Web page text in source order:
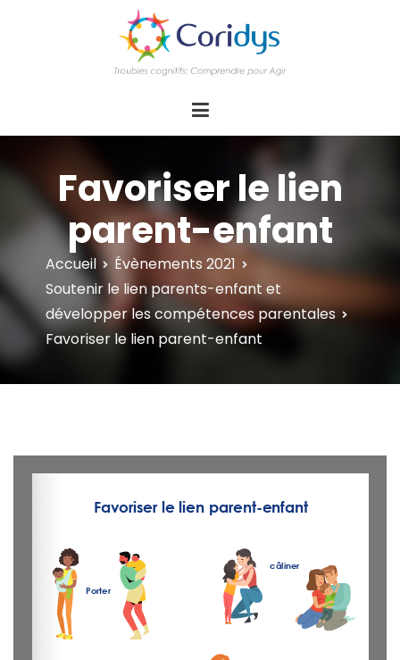
d'actions Information Accompagnement
Innovation/E­xpertise Formations autour des
Favoriser le lien
parent-enfant
Accueil
Évènements 2021
Soutenir le lien parents-enfant et
développer les compétences parentales
Favoriser le lien parent-enfant